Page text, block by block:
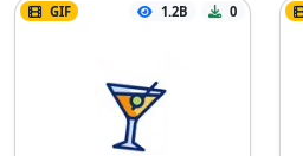
GIF 1.2B 0